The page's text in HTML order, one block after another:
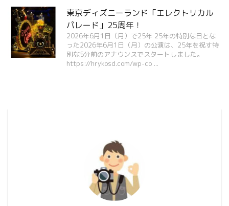
東京ディズニーランド「エレクトリカル
パレード」25周年！
2026年6月1日（月）で25年 25年の特別な日とな
った2026年6月1日（月）の公演は、25年を祝す特
別な5分前のアナウンスでスタートしました。
https://hrykosd.com/wp-co ...